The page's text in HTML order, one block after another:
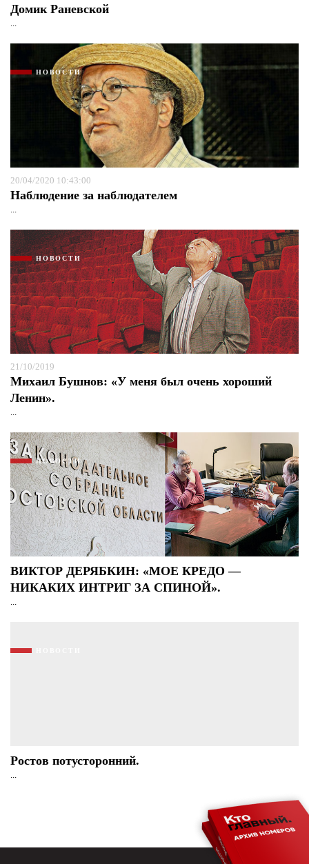
Домик Раневской
...
НОВОСТИ
20/04/2020 10:43:00
Наблюдение за наблюдателем
...
НОВОСТИ
21/10/2019
Михаил Бушнов: «У меня был очень хороший
Ленин».
...
НОВОСТИ
ВИКТОР ДЕРЯБКИН: «МОЕ КРЕДО —
НИКАКИХ ИНТРИГ ЗА СПИНОЙ».
...
Ростов потусторонний.
...